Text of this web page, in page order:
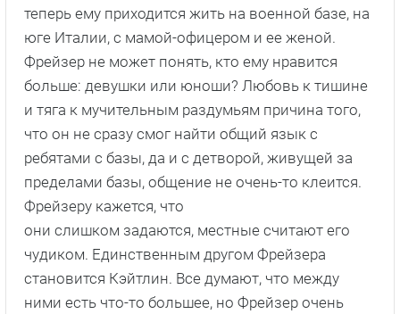
теперь ему приходится жить на военной базе, на
юге Италии, с мамой-офицером и ее женой.
Фрейзер не может понять, кто ему нравится
больше: девушки или юноши? Любовь к тишине
и тяга к мучительным раздумьям причина того,
что он не сразу смог найти общий язык с
ребятами с базы, да и с детворой, живущей за
пределами базы, общение не очень-то клеится.
Фрейзеру кажется, что
они слишком задаются, местные считают его
чудиком. Единственным другом Фрейзера
становится Кэйтлин. Все думают, что между
ними есть что-то большее, но Фрейзер очень